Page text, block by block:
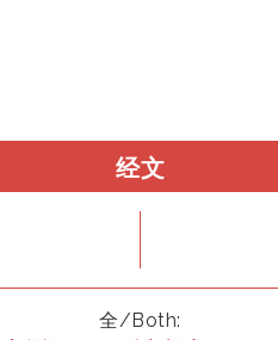
经文
全/Both: